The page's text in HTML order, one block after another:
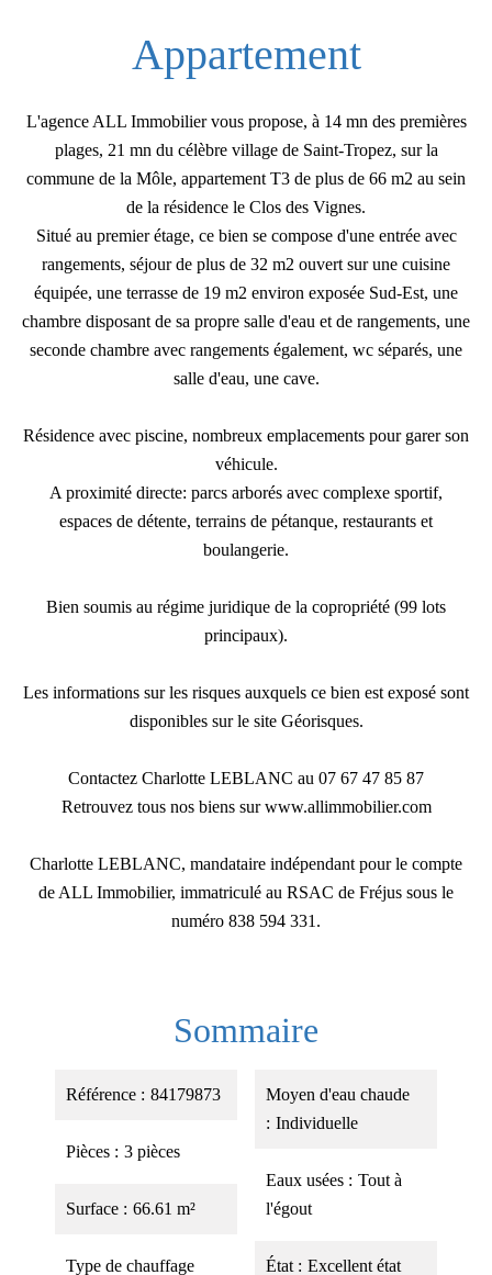
Appartement
L'agence ALL Immobilier vous propose, à 14 mn des premières
plages, 21 mn du célèbre village de Saint-Tropez, sur la
commune de la Môle, appartement T3 de plus de 66 m2 au sein
de la résidence le Clos des Vignes.
Situé au premier étage, ce bien se compose d'une entrée avec
rangements, séjour de plus de 32 m2 ouvert sur une cuisine
équipée, une terrasse de 19 m2 environ exposée Sud-Est, une
chambre disposant de sa propre salle d'eau et de rangements, une
seconde chambre avec rangements également, wc séparés, une
salle d'eau, une cave.
Résidence avec piscine, nombreux emplacements pour garer son
véhicule.
A proximité directe: parcs arborés avec complexe sportif,
espaces de détente, terrains de pétanque, restaurants et
boulangerie.
Bien soumis au régime juridique de la copropriété (99 lots
principaux).
Les informations sur les risques auxquels ce bien est exposé sont
disponibles sur le site Géorisques.
Contactez Charlotte LEBLANC au 07 67 47 85 87
Retrouvez tous nos biens sur www.allimmobilier.com
Charlotte LEBLANC, mandataire indépendant pour le compte
de ALL Immobilier, immatriculé au RSAC de Fréjus sous le
numéro 838 594 331.
Sommaire
Référence 84179873
Pièces 3 pièces
Surface 66.61 m²
Type de chauffage
Moyen d'eau chaude
Individuelle
Eaux usées
Tout à
l'égout
État Excellent état